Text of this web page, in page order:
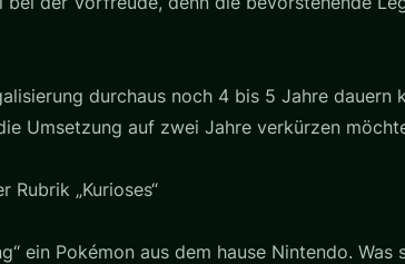
durchaus noch 4 bis 5 Jahre dauern
Umsetzung auf zwei Jahre verkürzen
„Kurioses“
ein Pokémon aus dem hause Nintendo. Was